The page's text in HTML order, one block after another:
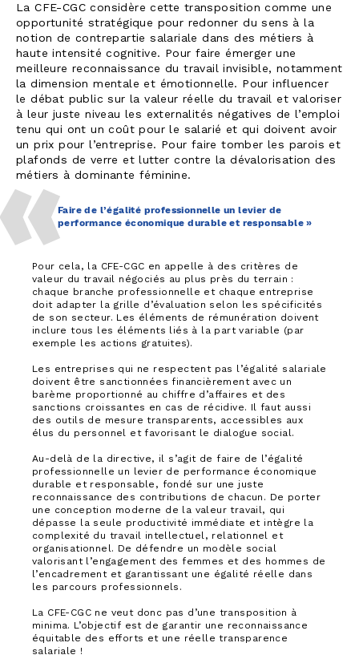
La CFE-CGC considère cette transposition comme une
opportunité stratégique pour redonner du sens à la
notion de contrepartie salariale dans des métiers à
haute intensité cognitive. Pour faire émerger une
meilleure reconnaissance du travail invisible, notamment
la dimension mentale et émotionnelle. Pour influencer
le débat public sur la valeur réelle du travail et valoriser
à leur juste niveau les externalités négatives de l’emploi
tenu qui ont un coût pour le salarié et qui doivent avoir
un prix pour l’entreprise. Pour faire tomber les parois et
plafonds de verre et lutter contre la dévalorisation des
métiers à dominante féminine.
Faire de l’égalité professionnelle un levier de
performance économique durable et responsable »
Pour cela, la CFE-CGC en appelle à des critères de
valeur du travail négociés au plus près du terrain :
chaque branche professionnelle et chaque entreprise
doit adapter la grille d’évaluation selon les spécificités
de son secteur. Les éléments de rémunération doivent
inclure tous les éléments liés à la part variable (par
exemple les actions gratuites).
Les entreprises qui ne respectent pas l’égalité salariale
doivent être sanctionnées financièrement avec un
barème proportionné au chiffre d’affaires et des
sanctions croissantes en cas de récidive. Il faut aussi
des outils de mesure transparents, accessibles aux
élus du personnel et favorisant le dialogue social.
Au-delà de la directive, il s’agit de faire de l’égalité
professionnelle un levier de performance économique
durable et responsable, fondé sur une juste
reconnaissance des contributions de chacun. De porter
une conception moderne de la valeur travail, qui
dépasse la seule productivité immédiate et intègre la
complexité du travail intellectuel, relationnel et
organisationnel. De défendre un modèle social
valorisant l’engagement des femmes et des hommes de
l’encadrement et garantissant une égalité réelle dans
les parcours professionnels.
La CFE-CGC ne veut donc pas d’une transposition à
minima. L’objectif est de garantir une reconnaissance
équitable des efforts et une réelle transparence
salariale !